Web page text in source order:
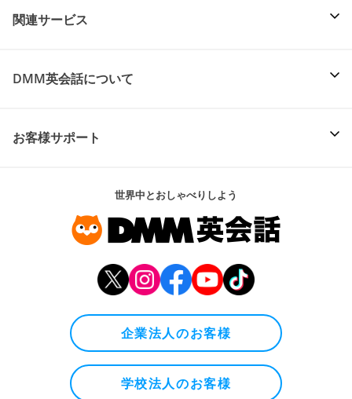
関連サービス
DMM英会話について
お客様サポート
世界中とおしゃべりしよう
企業法人のお客様
学校法人のお客様